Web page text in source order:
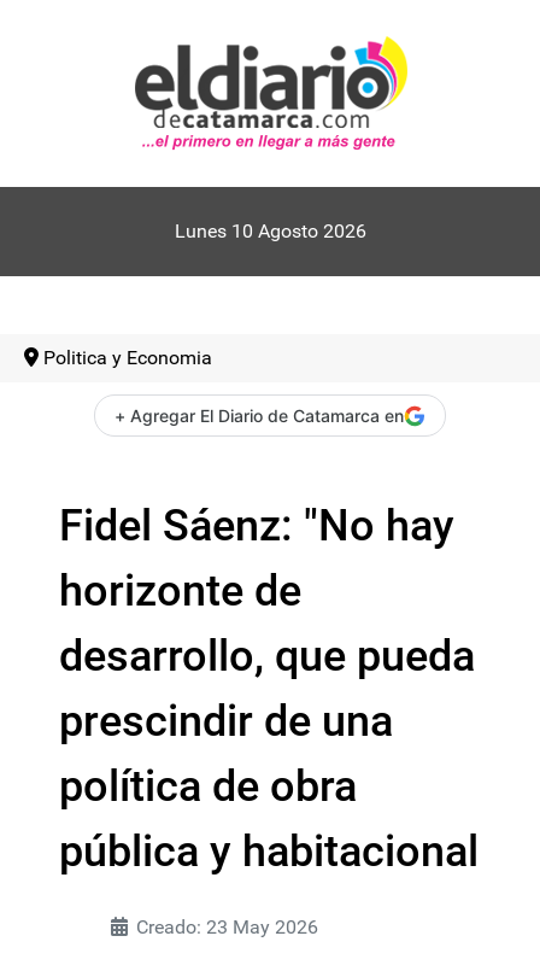
Lunes 10 Agosto 2026
Politica y Economia
+ Agregar El Diario de Catamarca en
Fidel Sáenz: "No hay
horizonte de
desarrollo, que pueda
prescindir de una
política de obra
pública y habitacional
Creado: 23 May 2026